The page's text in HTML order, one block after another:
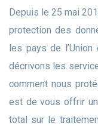
Depuis le 25 mai 2018, le nouveau Règlement général sur la
protection des
les pays de l’Union
décrivons les
comment nous
est de vous offrir
total sur le